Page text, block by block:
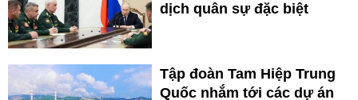
dịch quân sự đặc biệt
Tập đoàn Tam Hiệp Trung
Quốc nhắm tới các dự án